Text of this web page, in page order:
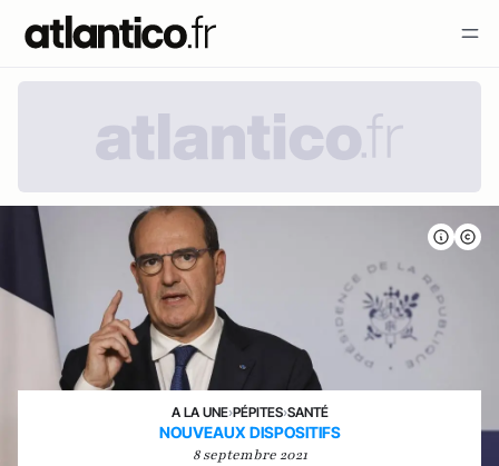
A LA UNE›PÉPITES›SANTÉ
NOUVEAUX DISPOSITIFS
8 septembre 2021